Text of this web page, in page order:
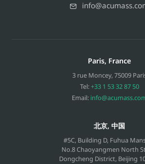
Paris, France
3 rue Moncey,75009
Tel:+33 1 53 32 87 50
Email:
北京, 中国
#5C, Building D, Fuhua
No.8 Chaoyangmen North
Dongcheng District, Beijing